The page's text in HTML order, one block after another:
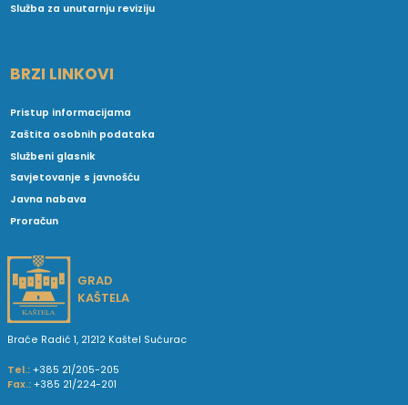
Služba za unutarnju reviziju
BRZI LINKOVI
Pristup informacijama
Zaštita osobnih podataka
Službeni glasnik
Savjetovanje s javnošću
Javna nabava
Proračun
GRAD
KAŠTELA
Braće Radić 1, 21212 Kaštel Sućurac
Tel.: +385 21/205-205
Fax.: +385 21/224-201